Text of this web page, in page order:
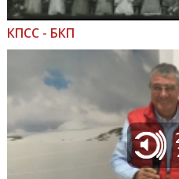
КПСС - БКП